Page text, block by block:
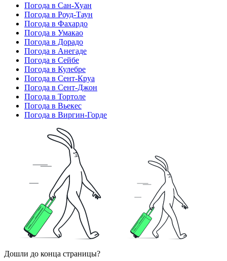
Погода в Сан-Хуан
Погода в Роуд-Таун
Погода в Фахардо
Погода в Умакао
Погода в Дорадо
Погода в Анегаде
Погода в Сейбе
Погода в Кулебре
Погода в Сент-Круа
Погода в Сент-Джон
Погода в Тортоле
Погода в Вьекес
Погода в Виргин-Горде
Дошли до конца страницы?